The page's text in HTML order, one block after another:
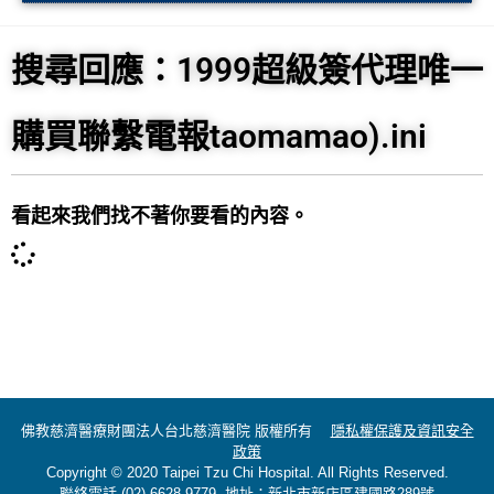
搜尋回應：1999超級簽代理唯一
購買聯繫電報taomamao).ini
看起來我們找不著你要看的內容。
佛教慈濟醫療財團法人台北慈濟醫院 版權所有 隱私權保護及資訊安全
政策
Copyright © 2020 Taipei Tzu Chi Hospital. All Rights Reserved.